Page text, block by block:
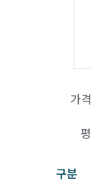
가
구분